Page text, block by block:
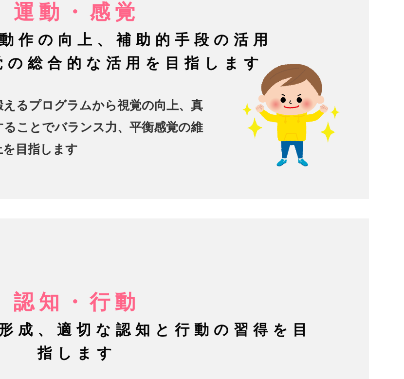
運動・感覚
作の向上、補助的手段の活用
の総合的な活用を目指します
えるプログラムから視覚の向上、真
ることでバランス力、平衡感覚の維
を目指します
認知・行動
成、適切な認知と行動の習得を目
指します